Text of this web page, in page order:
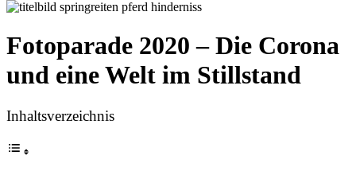
Fotoparade 2020 –Die Corona
und eine Welt im Stillstand
Inhaltsverzeichnis